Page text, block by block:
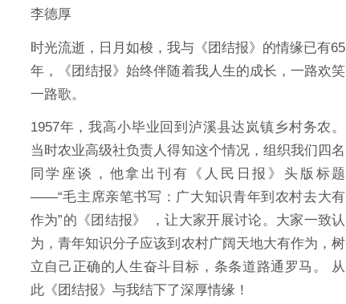
李德厚
时光流逝，日月如梭，我与《团结报》的情缘已有65
年，《团结报》始终伴随着我人生的成长，一路欢笑
一路歌。
1957年，我高小毕业回到泸溪县达岚镇乡村务农。
当时农业高级社负责人得知这个情况，组织我们四名
同学座谈，他拿出刊有《人民日报》头版标题
——“毛主席亲笔书写：广大知识青年到农村去大有
作为”的《团结报》 ，让大家开展讨论。大家一致认
为，青年知识分子应该到农村广阔天地大有作为，树
立自己正确的人生奋斗目标，条条道路通罗马。 从
此《团结报》与我结下了深厚情缘！